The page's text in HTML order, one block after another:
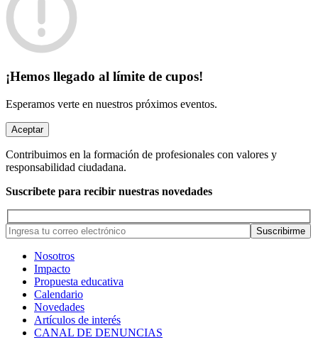
¡Hemos llegado al límite de cupos!
Esperamos verte en nuestros próximos eventos.
Aceptar
Contribuimos en la formación de profesionales con valores y
responsabilidad ciudadana.
Suscribete para recibir nuestras novedades
Nosotros
Impacto
Propuesta educativa
Calendario
Novedades
Artículos de interés
CANAL DE DENUNCIAS